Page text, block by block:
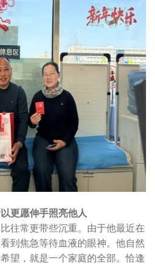
愿伸手照亮他人
常更带些沉重。由于他最近在
到焦急等待血液的眼神。他自然
望，就是一个家庭的全部。恰逢